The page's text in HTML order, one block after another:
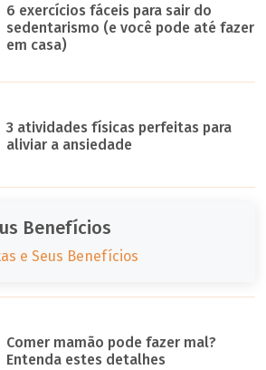
6 exercícios fáceis para sair do
sedentarismo (e você pode até fazer
em casa)
3 atividades físicas perfeitas para
aliviar a ansiedade
Benefícios
e Seus Benefícios
Comer mamão pode fazer mal?
Entenda estes detalhes